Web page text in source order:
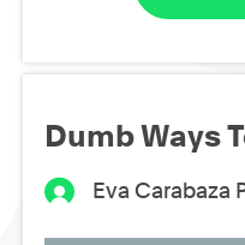
Dumb Ways
Eva Carabaza